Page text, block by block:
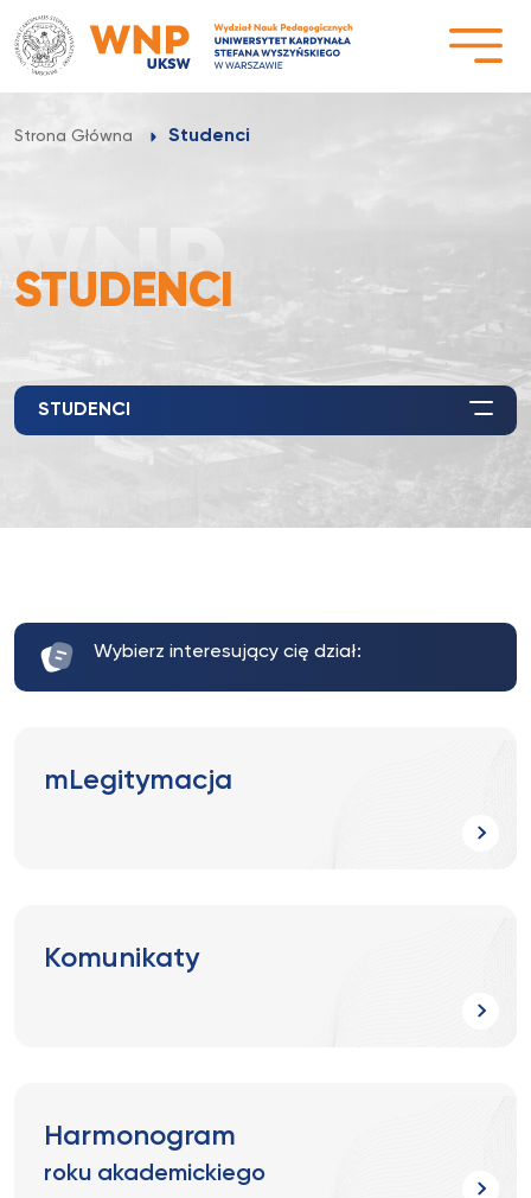
Przejdź
do
treści
Strona Główna Studenci
STUDENCI
STUDENCI
Wybierz interesujący cię dział:
mLegitymacja
Komunikaty
Harmonogram
roku akademickiego